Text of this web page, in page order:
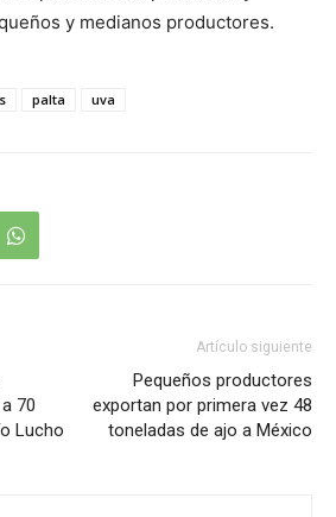
y medianos productores.
palta uva
70
Lucho
Artículo siguiente
Pequeños productores
exportan por primera vez 48
toneladas de ajo a México